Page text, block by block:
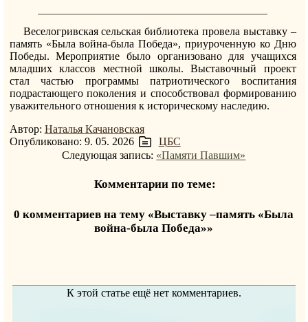
Веселогривская сельская библиотека провела выставку –
память «Была война-была Победа», приуроченную ко Дню
Победы. Мероприятие было организовано для учащихся
младших классов местной школы. Выставочный проект
стал частью программы патриотического воспитания
подрастающего поколения и способствовал формированию
уважительного отношения к историческому наследию.
Автор: Наталья Качановская
Опубликовано: 9. 05. 2026
ЦБС
Следующая запись: «Памяти Павшим»
Комментарии по теме:
0 комментариев на тему «Выставку –память «Была
война-была Победа»»
К этой статье ещё нет комментариев.